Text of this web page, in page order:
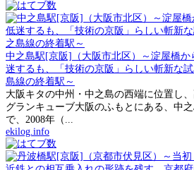
中之島駅[京阪]（大阪市北区）～淀屋橋
迷するも、「技術の京阪」らしい斬新な
島線の終着駅～
大阪キタの中州・中之島の西端に位置し
グランキューブ大阪のふもとにある、中
で、2008年（...
ekilog.info